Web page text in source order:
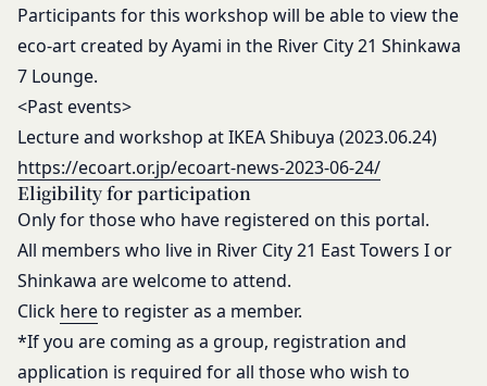
Participants for this workshop will be able to view the
eco-art created by Ayami in the River City 21 Shinkawa
7 Lounge.
<Past events>
Lecture and workshop at IKEA Shibuya (2023.06.24)
https://ecoart.or.jp/ecoart-news-2023-06-24/
Eligibility for participation
Only for those who have registered on this portal.
All members who live in River City 21 East Towers I or
Shinkawa are welcome to attend.
Click hereto register as a member.
*If you are coming as a group, registration and
application is required for all those who wish to
なく、本サービスを変更・停止または中止できるも
のとします。また、サービスが中止、変更等された
ことにより利用者が被った損害について、当社は責
任を負わないものとします。
「システム」といいます)のトラブル等で緊急な保
守点検が必要になった場合
火災、停電、天災その他不可抗力によりシステムの
人為的災害（戦争､暴動､騒乱､労働争議等）により
システムの運用が困難になった場合
第三者による妨害行為等により、システムの運用が
困難になった場合
その他、やむを得ずシステムの停止が必要と当社が